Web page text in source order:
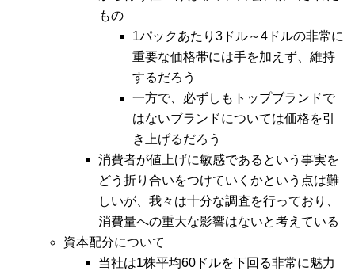
もの
1パックあたり3ドル～4ドルの非常に
重要な価格帯には手を加えず、維持
するだろう
一方で、必ずしもトップブランドで
はないブランドについては価格を引
き上げるだろう
消費者が値上げに敏感であるという事実を
どう折り合いをつけていくかという点は難
しいが、我々は十分な調査を行っており、
消費量への重大な影響はないと考えている
資本配分について
当社は1株平均60ドルを下回る非常に魅力